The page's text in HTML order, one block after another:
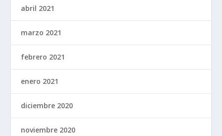
abril 2021
marzo 2021
febrero 2021
enero 2021
diciembre 2020
noviembre 2020